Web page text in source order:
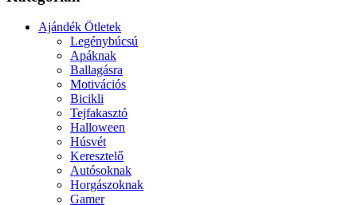
Ajándék Ötletek
Legénybúcsú
Apáknak
Ballagásra
Motivációs
Bicikli
Tejfakasztó
Halloween
Húsvét
Keresztelő
Autósoknak
Horgászoknak
Gamer